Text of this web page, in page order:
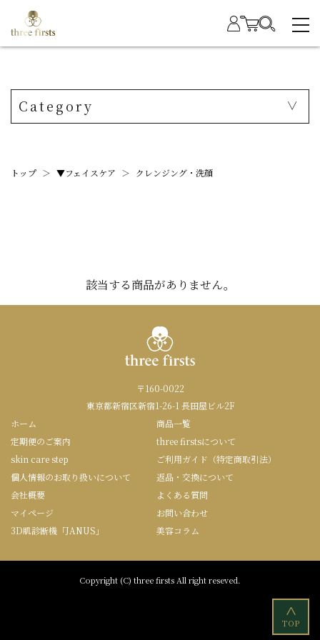
Category
トップ ＞ ▼フェイスケア ＞ クレンジング・洗顔
該当する商品がありません。
〒160-0022
東京都新宿区新宿1-26-1 長田屋ビル2F
ホーム
商品一覧
定期便のご案内
three firstsについて
skin care step
ご利用ガイド（特定商取引法）
個人情報のお取り扱いについて
返品・交換について
会社概要
よくある質問
マイページ
お問い合わせ
3D肌診断機「JANUS」
美容コラム
Copyright (C) three firsts All right reseved.
<
TOP